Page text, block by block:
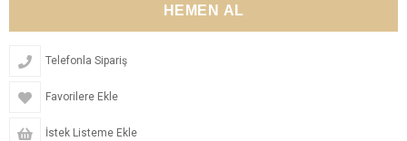
Telefonla Sipariş
Favorilere Ekle
İstek Listeme Ekle